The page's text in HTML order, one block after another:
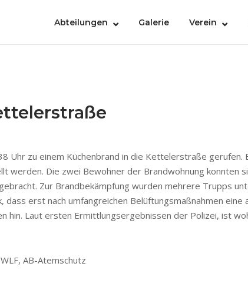
Abteilungen Galerie Verein
Uhr zu einem Küchenbrand in die Kettelerstraße
werden. Die zwei Bewohner der Brandwohnung konnten
Zur Brandbekämpfung wurden mehrere Trupps
erst nach umfangreichen Belüftungsmaßnahmen
hin. Laut ersten Ermittlungsergebnissen der Polizei, ist
AB-Atemschutz